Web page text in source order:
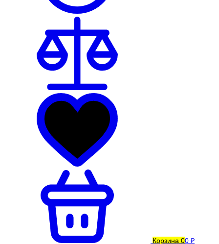
Корзина 00 ₽